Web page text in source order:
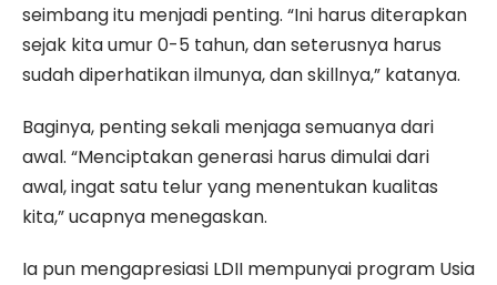
seimbang itu menjadi penting. “Ini harus diterapkan
sejak kita umur 0-5 tahun, dan seterusnya harus
sudah diperhatikan ilmunya, dan skillnya,” katanya.
Baginya, penting sekali menjaga semuanya dari
awal. “Menciptakan generasi harus dimulai dari
awal, ingat satu telur yang menentukan kualitas
kita,” ucapnya menegaskan.
Ia pun mengapresiasi LDII mempunyai program Usia